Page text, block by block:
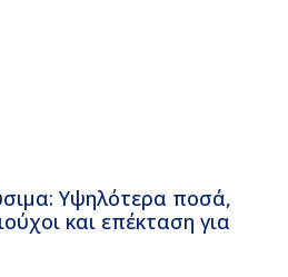
Υψηλότερα ποσά,
και επέκταση για